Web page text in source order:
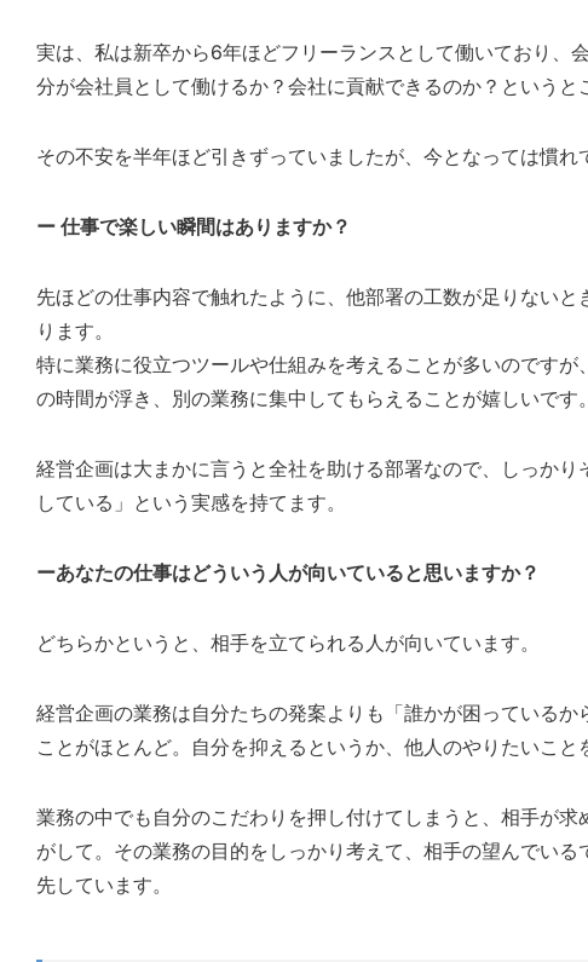
実は、私は新卒から6年ほどフリーランスとして働いており、
分が会社員として働けるか？会社に貢献できるのか？というと
その不安を半年ほど引きずっていましたが、今となっては慣れ
ー 仕事で楽しい瞬間はありますか？
先ほどの仕事内容で触れたように、他部署の工数が足りない
ります。
特に業務に役立つツールや仕組みを考えることが多いのです
の時間が浮き、別の業務に集中してもらえることが嬉しいです。
経営企画は大まかに言うと全社を助ける部署なので、しっか
している」という実感を持てます。
ーあなたの仕事はどういう人が向いていると思いますか？
どちらかというと、相手を立てられる人が向いています。
経営企画の業務は自分たちの発案よりも「誰かが困っているか
ことがほとんど。自分を抑えるというか、他人のやりたいこと
業務の中でも自分のこだわりを押し付けてしまうと、相手が
がして。その業務の目的をしっかり考えて、相手の望んでい
先しています。